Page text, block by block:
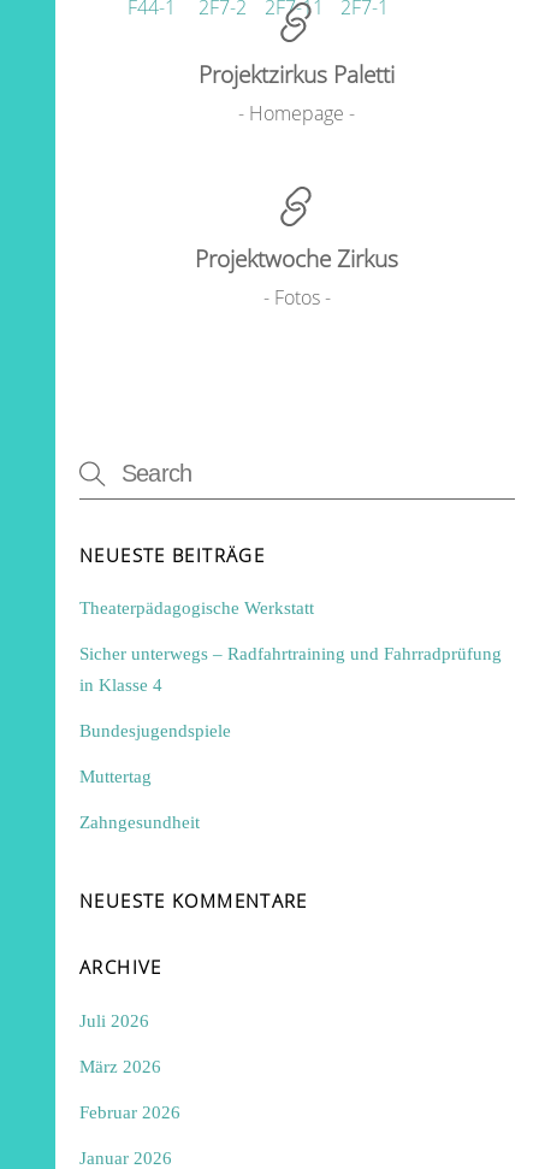
Projektzirkus Paletti
- Homepage -
Projektwoche Zirkus
- Fotos -
NEUESTE BEITRÄGE
Theaterpädagogische Werkstatt
Sicher unterwegs – Radfahrtraining und Fahrradprüfung
in Klasse 4
Bundesjugendspiele
Muttertag
Zahngesundheit
NEUESTE KOMMENTARE
ARCHIVE
Juli 2026
März 2026
Februar 2026
Januar 2026